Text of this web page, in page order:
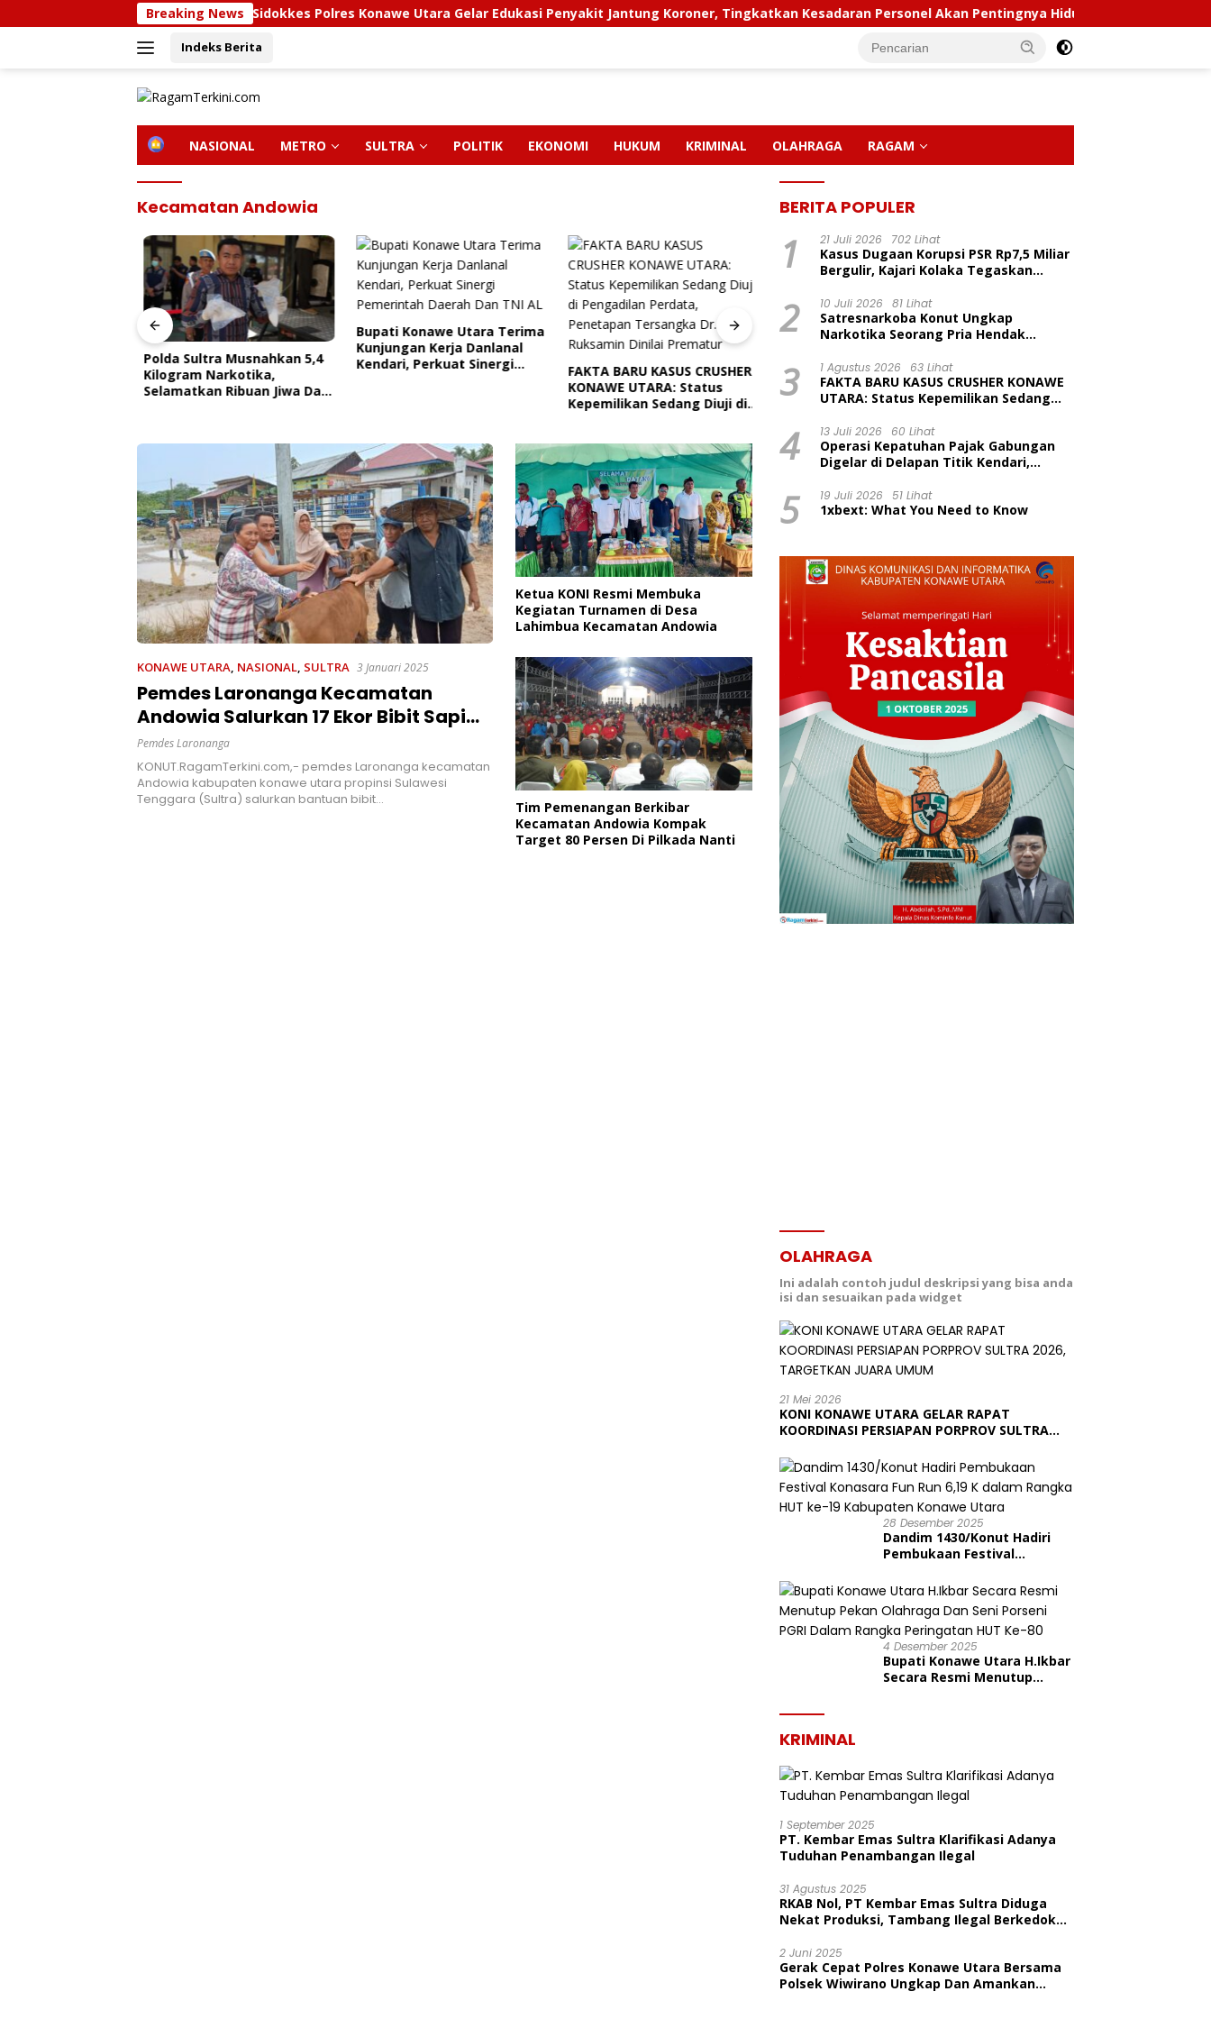
ke
Breaking News
Sidokkes Polres Konawe Utara Gelar Edukasi Penyakit Jantung Koroner, Tingkatkan Kesadaran Personel Akan Pentingnya Hidup Sehat
Indeks Berita
H
NASIONAL METRO SULTRA POLITIK EKONOMI HUKUM KRIMINAL OLAHRAGA RAGAM
Kecamatan Andowia
Polda Sultra Musnahkan 5,4
Kilogram Narkotika,
Selamatkan Ribuan Jiwa Dari
Bupati Konawe Utara Terima
Kunjungan Kerja Danlanal
Kendari, Perkuat Sinergi
FAKTA BARU KASUS CRUSHER
KONAWE UTARA: Status
Kepemilikan Sedang Diuji di
Ruksamin Dinilai Prematur
PT MLP Inisiasi Program
Pendidikan Pelita Ceria Di
Paut Harapan Bunda Molore
Dan TKN Pantai Indah
Ngapainia
Kapolda Sultra Pimpin
Serta Lantik Kapolres
Konawe Kepulauan
KONAWE UTARA, NASIONAL, SULTRA 3 Januari 2025
Pemdes Laronanga Kecamatan
Andowia Salurkan 17 Ekor Bibit Sapi
kepada 17 KK
Pemdes Laronanga
KONUT.RagamTerkini.com,- pemdes Laronanga kecamatan
Andowia kabupaten konawe utara propinsi Sulawesi
Tenggara (Sultra) salurkan bantuan bibit…
Ketua KONI Resmi Membuka
Kegiatan Turnamen di Desa
Lahimbua Kecamatan Andowia
Tim Pemenangan Berkibar
Kecamatan Andowia Kompak
Target 80 Persen Di Pilkada Nanti
BERITA POPULER
1 21 Juli 2026 702 Lihat
Kasus Dugaan Korupsi PSR Rp7,5 Miliar
Bergulir, Kajari Kolaka Tegaskan
2 10 Juli 2026 81 Lihat
Satresnarkoba Konut Ungkap
Narkotika Seorang Pria Hendak
Kecamatan Wawolesea
3 1 Agustus 2026 63 Lihat
FAKTA BARU KASUS CRUSHER KONAWE
UTARA: Status Kepemilikan Sedang
Penetapan Tersangka Dr. Ruksamin
Dinilai Prematur
4 13 Juli 2026 60 Lihat
Operasi Kepatuhan Pajak Gabungan
Digelar di Delapan Titik Kendari,
dan Tertib Berlalu Lintas
5 19 Juli 2026 51 Lihat
1xbext: What You Need to Know
OLAHRAGA
Ini adalah contoh judul deskripsi yang bisa anda
isi dan sesuaikan pada widget
21 Mei 2026
KONI KONAWE UTARA GELAR RAPAT
KOORDINASI PERSIAPAN PORPROV SULTRA
28 Desember 2025
Dandim 1430/Konut Hadiri
Pembukaan Festival
dalam Rangka HUT ke-19
Kabupaten Konawe Utara
4 Desember 2025
Bupati Konawe Utara H.Ikbar
Secara Resmi Menutup
KRIMINAL
1 September 2025
PT. Kembar Emas Sultra Klarifikasi Adanya
Tuduhan Penambangan Ilegal
31 Agustus 2025
RKAB Nol, PT Kembar Emas Sultra Diduga
Nekat Produksi, Tambang Ilegal Berkedok
2 Juni 2025
Gerak Cepat Polres Konawe Utara Bersama
Polsek Wiwirano Ungkap Dan Amankan